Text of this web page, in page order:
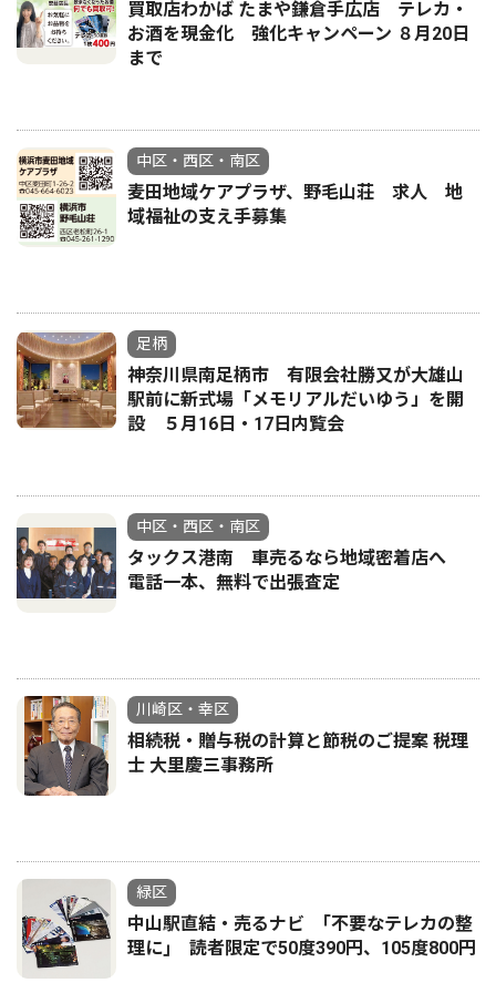
買取店わかば たまや鎌倉手広店 テレカ・
お酒を現金化 強化キャンペーン ８月20日
まで
中区・西区・南区
麦田地域ケアプラザ、野毛山荘 求人 地
域福祉の支え手募集
足柄
神奈川県南足柄市 有限会社勝又が大雄山
駅前に新式場「メモリアルだいゆう」を開
設 ５月16日・17日内覧会
中区・西区・南区
タックス港南 車売るなら地域密着店へ
電話一本、無料で出張査定
川崎区・幸区
相続税・贈与税の計算と節税のご提案 税理
士 大里慶三事務所
緑区
中山駅直結・売るナビ ｢不要なテレカの整
理に｣ 読者限定で50度390円、105度800円